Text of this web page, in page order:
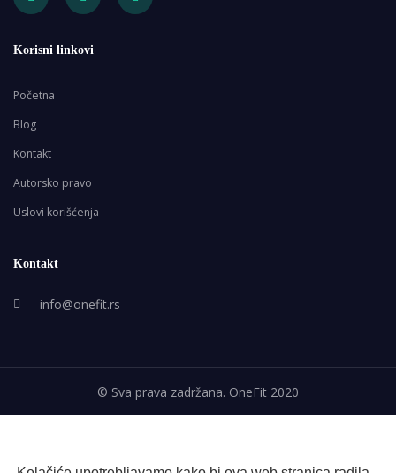
Korisni linkovi
Početna
Blog
Kontakt
Autorsko pravo
Uslovi korišćenja
Kontakt
info@onefit.rs
© Sva prava zadržana. OneFit 2020